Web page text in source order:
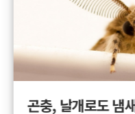
곤충, 날개로도 냄